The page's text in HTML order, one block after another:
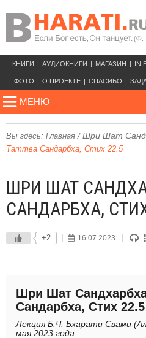
КНИГИ АУДИОКНИГИ МАГАЗИН IN
ФОТО О ПРОЕКТЕ СПАСИБО
МЕНЮ
Вы здесь: Главная /Шри Шат
Таттва Сандарбха, Стих 22.5
ШРИ ШАТ
САНДАРБХА,
+2 16.07.2023
Шри Шат
Сандарбха, Стих 22.5
Лекция Б.Ч. Бхарати Свами
мая 2023 года.